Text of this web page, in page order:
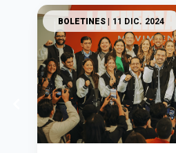
BOLETINES | 11 DIC. 2024